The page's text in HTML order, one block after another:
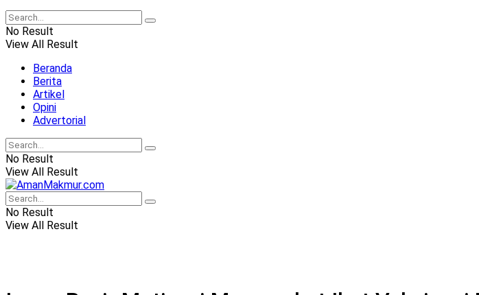
No Result
View All Result
Beranda
Berita
Artikel
Opini
Advertorial
No Result
View All Result
No Result
View All Result